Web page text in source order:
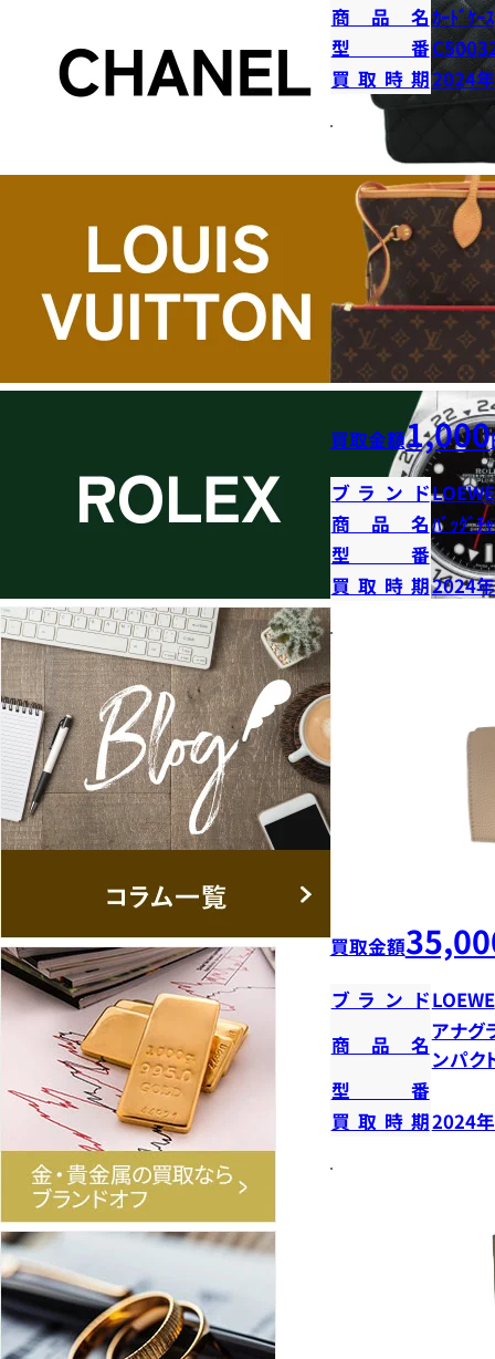
商品名ｶｰﾄﾞｹｰｽ
型番
買取時期2024
買取金額1,000
ブランドLOEWE
商品名ﾊﾞｯｸﾞﾁ
型番
買取時期2024
買取金額
ブランドLOEWE
商品名
アナグ
ンパク
型番
買取時期2024